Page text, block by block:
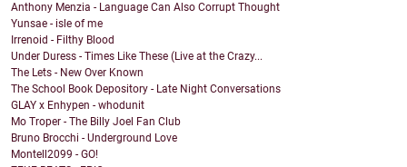
Anthony Menzia - Language Can Also Corrupt Thought
Yunsae - isle of me
Irrenoid - Filthy Blood
Under Duress - Times Like These (Live at the Crazy...
The Lets - New Over Known
The School Book Depository - Late Night Conversations
GLAY x Enhypen - whodunit
Mo Troper - The Billy Joel Fan Club
Bruno Brocchi - Underground Love
Montell2099 - GO!